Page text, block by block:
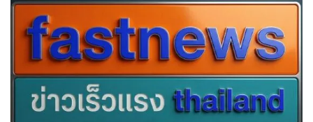
Skip
content